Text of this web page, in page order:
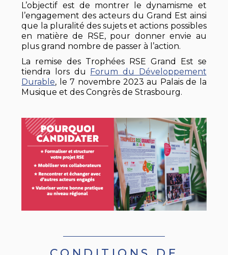
L’objectif est de montrer le dynamisme et
l’engagement des acteurs du Grand Est ainsi
que la pluralité des sujets et actions possibles
en matière de RSE, pour donner envie au
plus grand nombre de passer à l’action.
La remise des Trophées RSE Grand Est se
tiendra lors du Forum du Développement
Durable, le 7 novembre 2023 au Palais de la
Musique et des Congrès de Strasbourg.